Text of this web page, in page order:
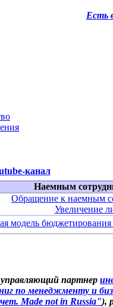
Есть
канал
Наемным
Обращение к наемным
Увеличение
модель бюджетирования
партнер
по менеджменту и
Made not in Russia"),